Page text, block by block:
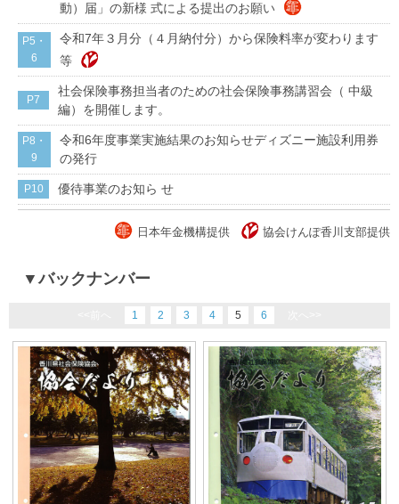
動）届」の新様 式による提出のお願い
P5・
6
令和7年３月分（４月納付分）から保険料率が変わります
等
P7
社会保険事務担当者のための社会保険事務講習会（ 中級
編）を開催します。
P8・
9
令和6年度事業実施結果のお知らせディズニー施設利用券
の発行
P10 優待事業のお知ら せ
日本年金機構提供 協会けんぽ香川支部提供
▼バックナンバー
1 2 3 4 5 6